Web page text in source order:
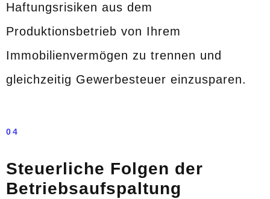
Haftungsrisiken aus dem
Produktionsbetrieb von Ihrem
Immobilienvermögen zu trennen und
gleichzeitig Gewerbesteuer einzusparen.
04
Steuerliche Folgen der
Betriebsaufspaltung